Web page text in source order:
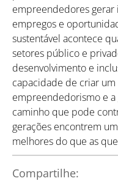
empreendedores gerar
empregos e
sustentável acontece
setores público e
desenvolvimento e
capacidade de criar
empreendedorismo e a
caminho que pode
gerações encontrem
melhores do que as
Compartilhe: